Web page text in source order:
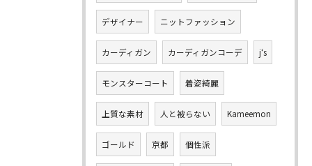
デザイナー ニットファッション
カーディガン カーディガンコーデ j‘s
モンスターコート 着姿綺麗
上質な素材 人と被らない Kameemon
ゴールド 京都 個性派